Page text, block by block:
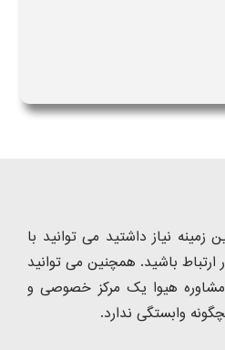
نیاز داشتید می توانید با
با تلفن ثابت از سراسر کشور و به ازای هر دقیقه 470000 ریال ) در ارتباط باشید. همچنین می توانید
مشاوره هیوا یک مرکز خصوصی و
وابستگی ندارد.